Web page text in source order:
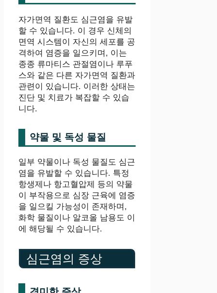
자가면역 질환도 심근염을 유발
할 수 있습니다. 이 경우 신체의
면역 시스템이 자신의 세포를 공
격하여 염증을 일으키며, 이는
종종 류마티스 관절염이나 루푸
스와 같은 다른 자가면역 질환과
관련이 있습니다. 이러한 상태는
진단 및 치료가 복잡할 수 있습
니다.
약물 및 독성 물질
일부 약물이나 독성 물질도 심근
염을 유발할 수 있습니다. 특정
항생제나 항고혈압제 등의 약물
이 부작용으로 심장 근육에 염증
을 일으킬 가능성이 존재하며,
화학 물질이나 알코올 남용도 이
에 해당될 수 있습니다.
심근염의 증상